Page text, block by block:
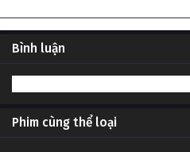
Bình luận
Phim cùng thể loại